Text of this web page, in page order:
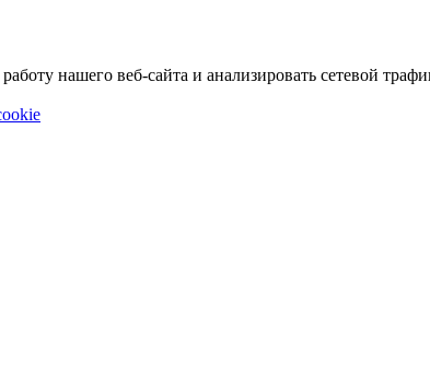
нашего веб-сайта и анализировать сетевой